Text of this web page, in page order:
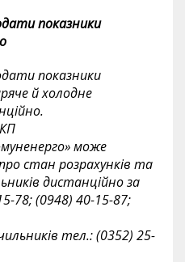
показники
показники
й холодне
може
стан розрахунків та
дистанційно за
78; (0948) 40-15-87;
тел.: (0352) 25-